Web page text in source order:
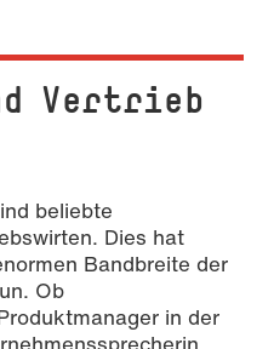
Vertrieb
beliebte
Dies hat
Bandbreite der
Ob
in der